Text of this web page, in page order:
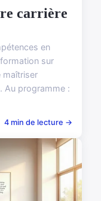
carrière
en
sur
maîtriser
Au programme :
4 min de lecture →